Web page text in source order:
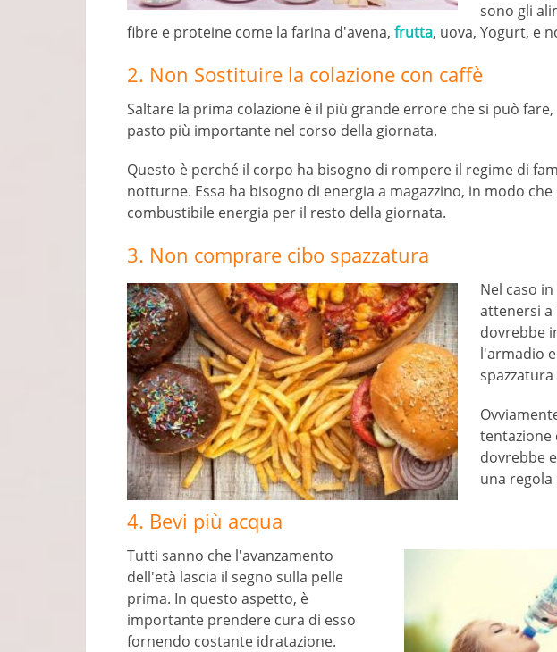
sono gli
fibre e proteine ​​come la farina d'avena, frutta, uova, Yogurt, e
2. Non Sostituire la colazione con caffè
Saltare la prima colazione è il più grande errore che si può
pasto più importante nel corso della giornata.
Questo è perché il corpo ha bisogno di rompere il regime di
notturne. Essa ha bisogno di energia a magazzino, in modo
combustibile energia per il resto della giornata.
3. Non comprare cibo spazzatura
Nel caso
attenersi a
dovrebbe
l'armadio
tentazione
dovrebbe
una
4. Bevi più acqua
Tutti sanno che l'avanzamento
dell'età lascia il segno sulla pelle
prima. In questo aspetto, è
importante prendere cura di esso
fornendo costante idratazione.